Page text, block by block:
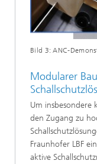
Bild 3: ANC-
Modularer
Um
den Zugang zu
Fraunhofer LBF
aktive